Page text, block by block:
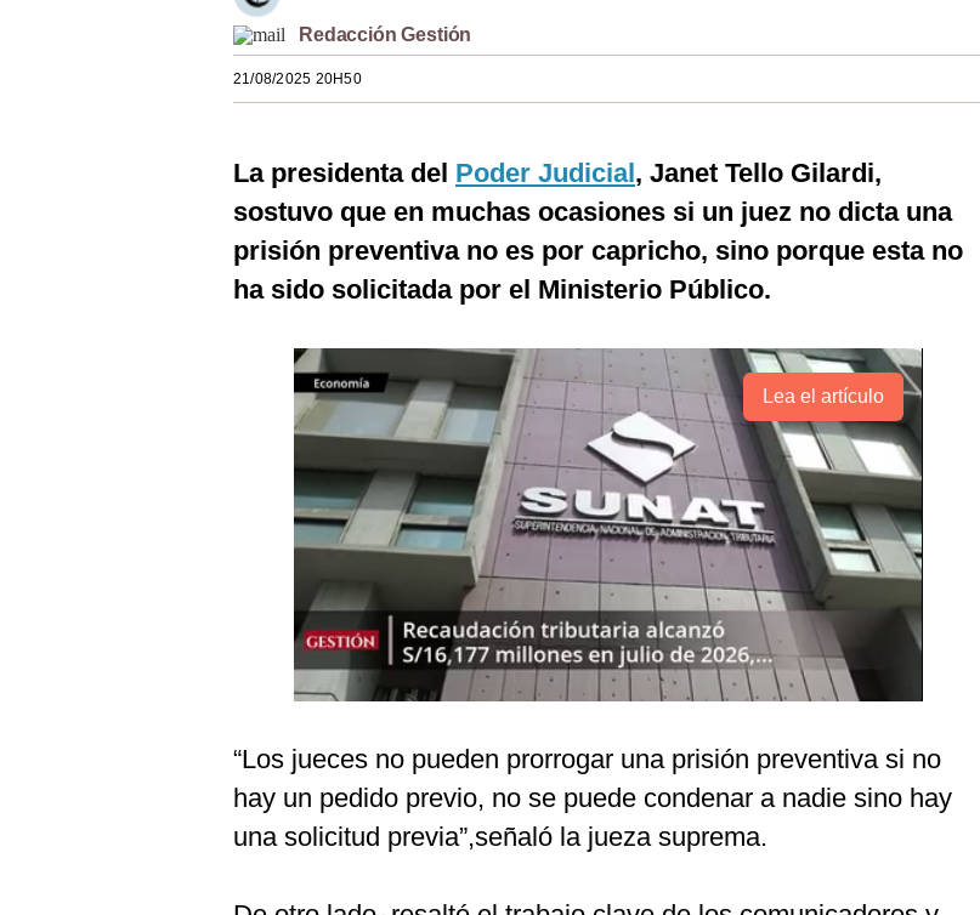
Redacción Gestión
21/08/2025 20H50
La presidenta del Poder Judicial, Janet Tello Gilardi,
sostuvo que en muchas ocasiones si un juez no dicta una
prisión preventiva no es por capricho, sino porque esta no
ha sido solicitada por el Ministerio Público.
Lea el artículo
“Los jueces no pueden prorrogar una prisión preventiva si no
hay un pedido previo, no se puede condenar a nadie sino hay
una solicitud previa”,señaló la jueza suprema.